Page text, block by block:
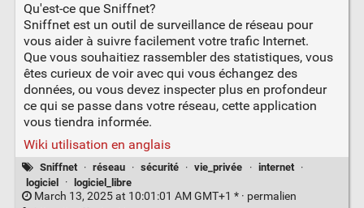
Qu'est-ce que Sniffnet?
Sniffnet est un outil de surveillance de réseau pour
vous aider à suivre facilement votre trafic Internet.
Que vous souhaitiez rassembler des statistiques, vous
êtes curieux de voir avec qui vous échangez des
données, ou vous devez inspecter plus en profondeur
ce qui se passe dans votre réseau, cette application
vous tiendra informée.
Wiki utilisation en anglais
Sniffnet · réseau · sécurité · vie_privée · internet
·
logiciel
· logiciel_libre
March 13, 2025 at 10:01:01 AM GMT+1 * · permalien